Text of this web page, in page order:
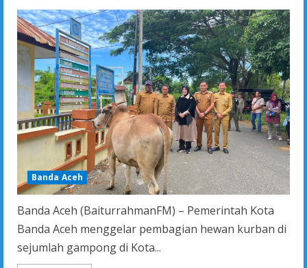
Banda Aceh
Banda Aceh (BaiturrahmanFM) – Pemerintah Kota
Banda Aceh menggelar pembagian hewan kurban di
sejumlah gampong di Kota...